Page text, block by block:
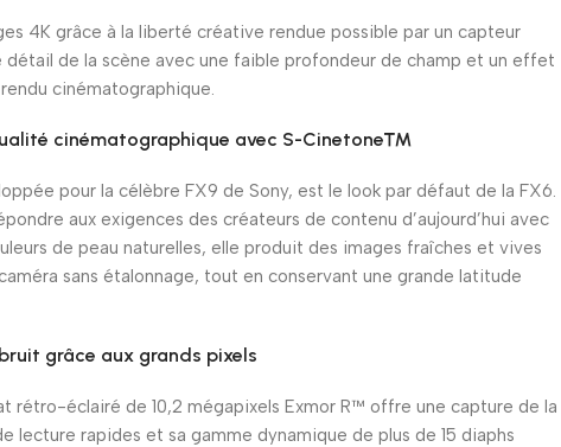
4K grâce à la liberté créative rendue possible par un capteur
détail de la scène avec une faible profondeur de champ et un effet
cinématographique.
cinématographique avec S-Cinetone™
pour la célèbre FX9 de Sony, est le look par défaut de la FX6.
aux exigences des créateurs de contenu d’aujourd’hui avec
de peau naturelles, elle produit des images fraîches et vives
sans étalonnage, tout en conservant une grande latitude
grâce aux grands pixels
rétro-éclairé de 10,2 mégapixels Exmor R™ offre une capture de la
lecture rapides et sa gamme dynamique de plus de 15 diaphs